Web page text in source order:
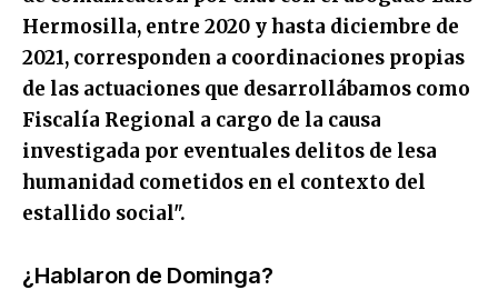
Hermosilla, entre 2020 y hasta diciembre de
2021, corresponden a coordinaciones propias
de las actuaciones que desarrollábamos como
Fiscalía Regional a cargo de la causa
investigada por eventuales delitos de lesa
humanidad cometidos en el contexto del
estallido social".
¿Hablaron de Dominga?